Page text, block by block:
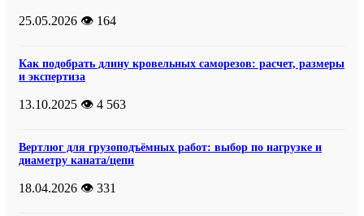
25.05.2026 👁️ 164
Как подобрать длину кровельных саморезов: расчет, размеры
и экспертиза
13.10.2025 👁️ 4 563
Вертлюг для грузоподъёмных работ: выбор по нагрузке и
диаметру каната/цепи
18.04.2026 👁️ 331